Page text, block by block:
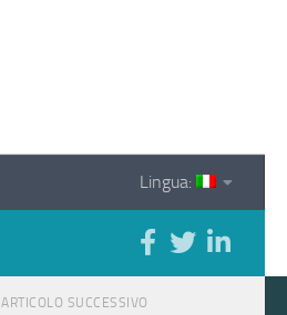
Lingua:
ARTICOLO SUCCESSIVO